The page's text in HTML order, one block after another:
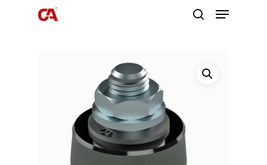
Premi invio per cercare o ESC per